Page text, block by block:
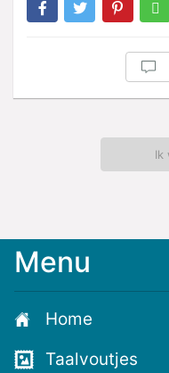
Ik
Menu
Home
Taalvoutjes